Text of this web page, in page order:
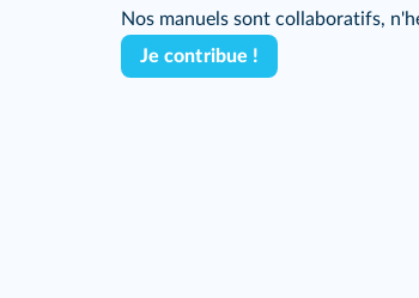
Nos manuels sont collaboratifs,
Je contribue !